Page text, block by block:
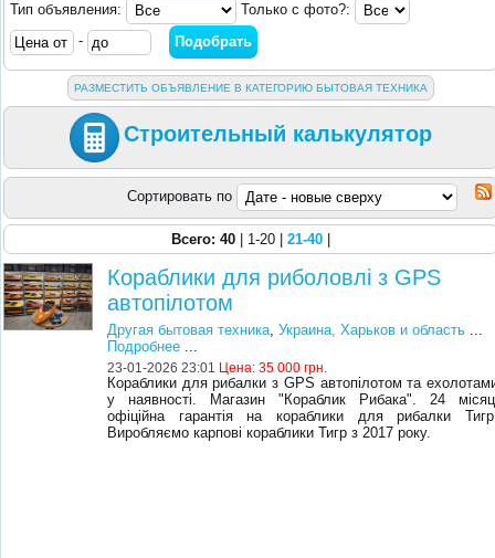
Тип объявления:
Только с фото?:
-
РАЗМЕСТИТЬ ОБЪЯВЛЕНИЕ В КАТЕГОРИЮ БЫТОВАЯ ТЕХНИКА
Строительный калькулятор
Сортировать по
Всего: 40 | 1-20 | 21-40
Кораблики для риболовлі з GPS
автопілотом
Другая бытовая техника,Украина, Харьков и область ...
Подробнее ...
23-01-2026 23:01 Цена:35 000 грн.
Кораблики для рибалки з GPS автопілотом та
у наявності. Магазин "Кораблик Рибака". 24
офіційна гарантія на кораблики для рибалки
Виробляємо карпові кораблики Тигр з 2017 року.